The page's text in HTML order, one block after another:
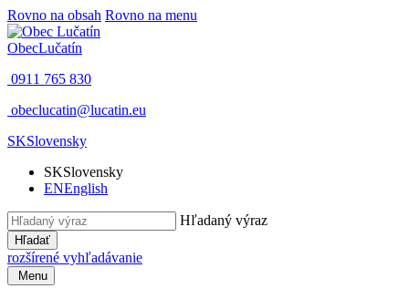
Rovno na obsah Rovno na menu
ObecLučatín
0911 765 830
obeclucatin@lucatin.eu
SKSlovensky
SKSlovensky
ENEnglish
Hľadaný výraz
Hľadať
rozšírené vyhľadávanie
Menu